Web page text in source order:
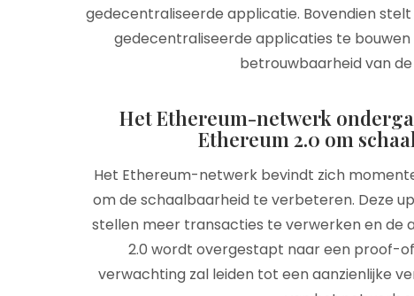
gedecentraliseerde applicatie. Bovendien
gedecentraliseerde applicaties te
betrouwbaarheid van
Het Ethereum-netwerk
Ethereum 2.0 om
Het Ethereum-netwerk bevindt zich
om de schaalbaarheid te verbeteren. Deze
stellen meer transacties te verwerken en de
2.0 wordt overgestapt naar een proof-
verwachting zal leiden tot een aanzienlijke